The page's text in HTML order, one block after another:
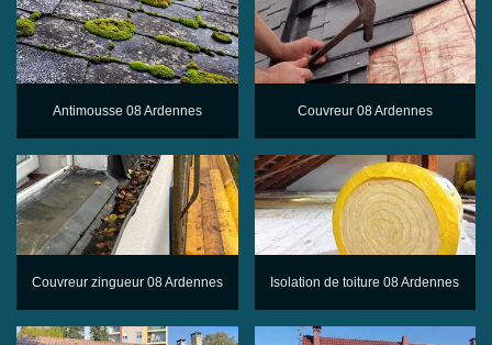
Antimousse 08 Ardennes Couvreur 08 Ardennes
Couvreur zingueur 08 Ardennes Isolation de toiture 08 Ardennes